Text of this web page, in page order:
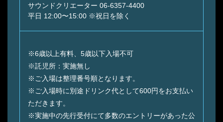
サウンドクリエーター 06-6357-4400
平日 12:00〜15:00 ※祝日を除く
※6歳以上有料、5歳以下入場不可
※託児所：実施無し
※ご入場は整理番号順となります。
※ご入場時に別途ドリンク代として600円をお支払い
ただきます。
※実施中の先行受付にて多数のエントリーがあった公